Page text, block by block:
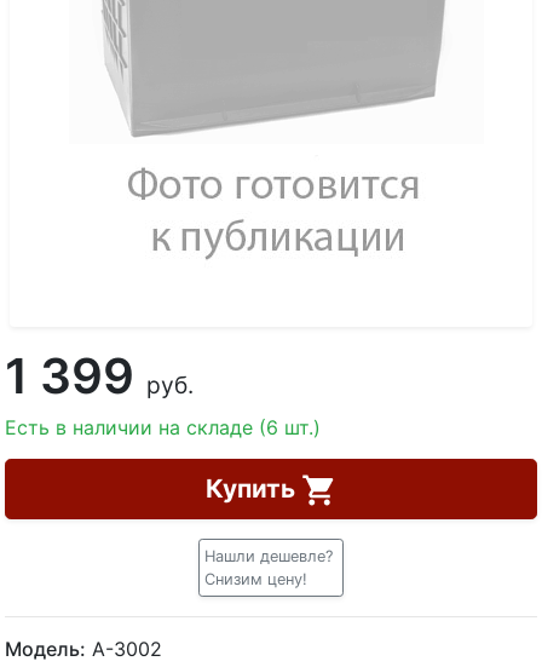
1 399 руб.
Есть в наличии на складе (6 шт.)
Купить
Нашли дешевле?
Снизим цену!
Модель: А-3002